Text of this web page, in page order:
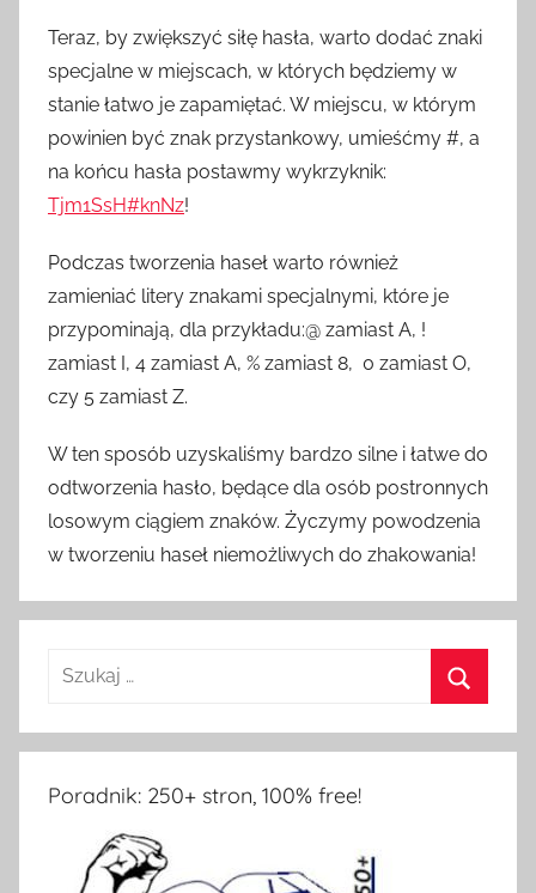
Teraz, by zwiększyć siłę hasła, warto dodać znaki
specjalne w miejscach, w których będziemy w
stanie łatwo je zapamiętać. W miejscu, w którym
powinien być znak przystankowy, umieśćmy #, a
na końcu hasła postawmy wykrzyknik:
Tjm1SsH#knNz!
Podczas tworzenia haseł warto również
zamieniać litery znakami specjalnymi, które je
przypominają, dla przykładu:@ zamiast A, !
zamiast I, 4 zamiast A, % zamiast 8, 0 zamiast O,
czy 5 zamiast Z.
W ten sposób uzyskaliśmy bardzo silne i łatwe do
odtworzenia hasło, będące dla osób postronnych
losowym ciągiem znaków. Życzymy powodzenia
w tworzeniu haseł niemożliwych do zhakowania!
Poradnik: 250+ stron, 100% free!